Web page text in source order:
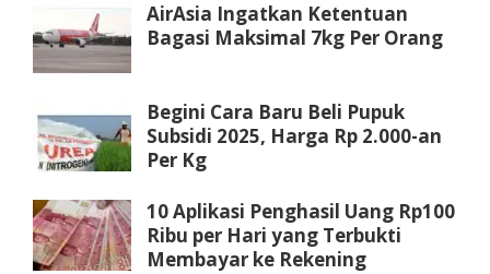
AirAsia Ingatkan Ketentuan
Bagasi Maksimal 7kg Per Orang
Begini Cara Baru Beli Pupuk
Subsidi 2025, Harga Rp 2.000-an
Per Kg
10 Aplikasi Penghasil Uang Rp100
Ribu per Hari yang Terbukti
Membayar ke Rekening